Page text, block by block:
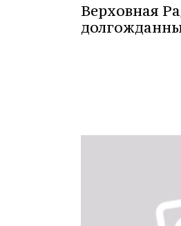
Верховная